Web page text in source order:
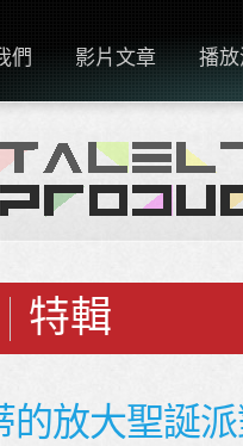
們 影片文章 播
特輯
的放大聖誕